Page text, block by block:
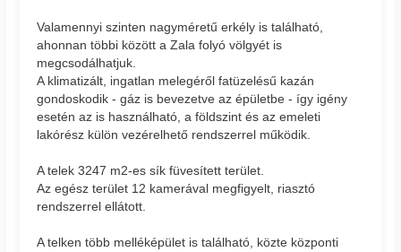
Valamennyi szinten nagyméretű erkély is található,
ahonnan többi között a Zala folyó völgyét is
megcsodálhatjuk.
A klimatizált, ingatlan melegéről fatüzelésű kazán
gondoskodik - gáz is bevezetve az épületbe - így igény
esetén az is használható, a földszint és az emeleti
lakórész külön vezérelhető rendszerrel működik.
A telek 3247 m2-es sík füvesített terület.
Az egész terület 12 kamerával megfigyelt, riasztó
rendszerrel ellátott.
A telken több melléképület is található, közte központi